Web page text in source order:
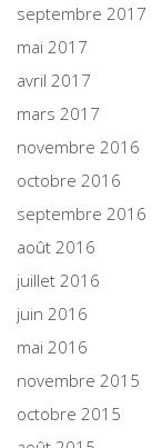
septembre 2017
mai 2017
avril 2017
mars 2017
novembre 2016
octobre 2016
septembre 2016
août 2016
juillet 2016
juin 2016
mai 2016
novembre 2015
octobre 2015